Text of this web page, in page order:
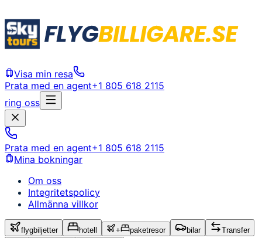
Visa min resa
Prata med en agent+1 805 618 2115
ring oss
Prata med en agent+1 805 618 2115
Mina bokningar
Om oss
Integritetspolicy
Allmänna villkor
flygbiljetter hotell + paketresor bilar
Transfer